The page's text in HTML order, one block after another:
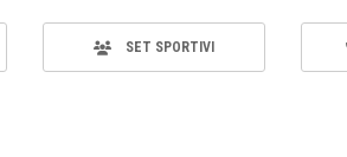
SET SPORTIVI